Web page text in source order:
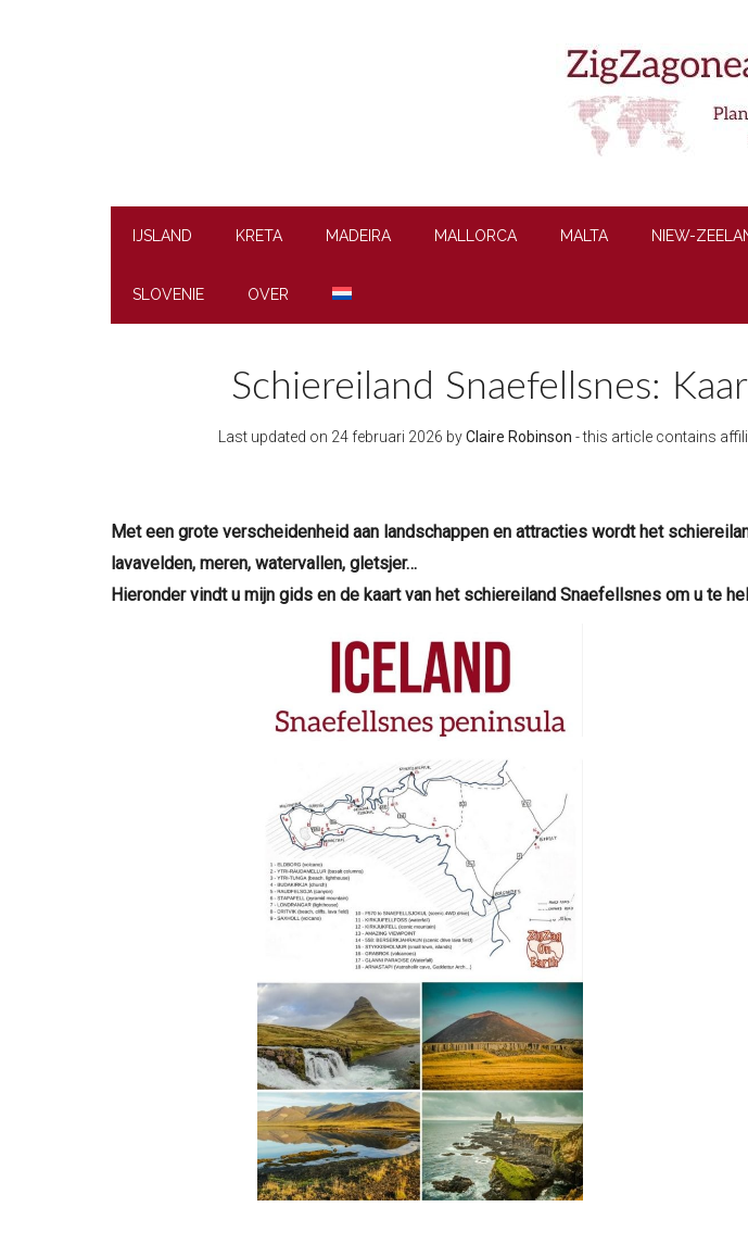
IJSLAND KRETA MADEIRA MALLORCA MALTA NIEW-
SLOVENIE OVER
Schiereiland Snaefellsnes:
Last updated on 24 februari 2026 byClaire Robinson - this article contains
Met een grote verscheidenheid aan landschappen en attracties wordt het
lavavelden, meren, watervallen, gletsjer…
Hieronder vindt u mijn gids en de kaart van het schiereiland Snaefellsnes om u te